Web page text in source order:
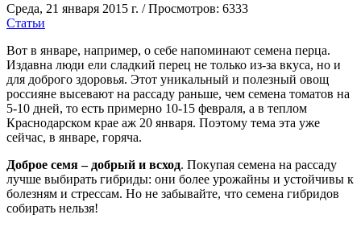
Среда, 21 января 2015 г. /Просмотров: 6333
Статьи
Вот в январе, например, о себе напоминают семена перца.
Издавна люди ели сладкий перец не только из-за вкуса, но и
для доброго здоровья. Этот уникальный и полезный овощ
россияне высевают на рассаду раньше, чем семена томатов на
5-10 дней, то есть примерно 10-15 февраля, а в теплом
Краснодарском крае аж 20 января. Поэтому тема эта уже
сейчас, в январе, горяча.
Доброе семя – добрый и всход. Покупая семена на рассаду
лучше выбирать гибриды: они более урожайны и устойчивы к
болезням и стрессам. Но не забывайте, что семена гибридов
собирать нельзя!